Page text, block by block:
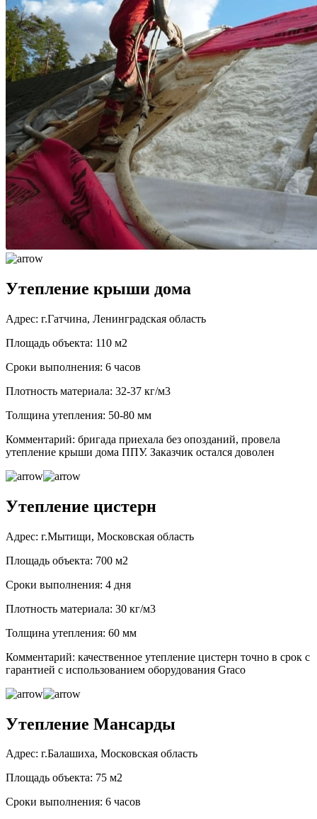
Утепление крыши дома
Адрес: г.Гатчина, Ленинградская область
Площадь объекта: 110 м2
Сроки выполнения: 6 часов
Плотность материала: 32-37 кг/м3
Толщина утепления: 50-80 мм
Комментарий: бригада приехала без опозданий, провела
утепление крыши дома ППУ. Заказчик остался доволен
Утепление цистерн
Адрес: г.Мытищи, Московская область
Площадь объекта: 700 м2
Сроки выполнения: 4 дня
Плотность материала: 30 кг/м3
Толщина утепления: 60 мм
Комментарий: качественное утепление цистерн точно в срок с
гарантией с использованием оборудования Graco
Утепление Мансарды
Адрес: г.Балашиха, Московская область
Площадь объекта: 75 м2
Сроки выполнения: 6 часов